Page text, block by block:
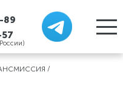
89
/